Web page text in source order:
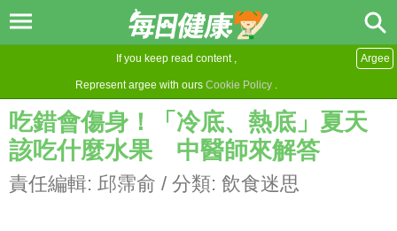
If you keep read content ,
Represent argee with ours Cookie Policy .
Argee
吃錯會傷身！「冷底、熱底」夏天
該吃什麼水果 中醫師來解答
責任編輯: 邱霈俞 / 分類: 飲食迷思